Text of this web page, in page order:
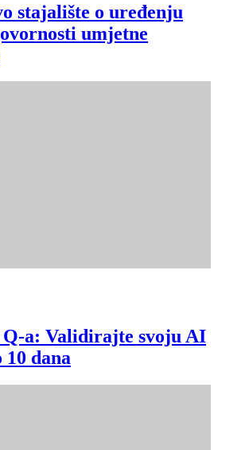
stajalište o uređenju
umjetne
Q-a: Validirajte svoju AI
10 dana